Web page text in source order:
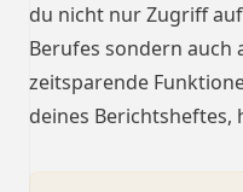
du nicht nur Zugriff
Berufes sondern auch
zeitsparende
deines Berichtsheftes,